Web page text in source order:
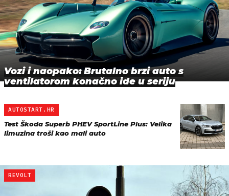
Vozi i naopako: Brutalno brzi auto s
ventilatorom konačno ide u seriju
AUTOSTART.HR
Test Škoda Superb PHEV SportLine Plus: Velika
limuzina troši kao mali auto
REVOLT